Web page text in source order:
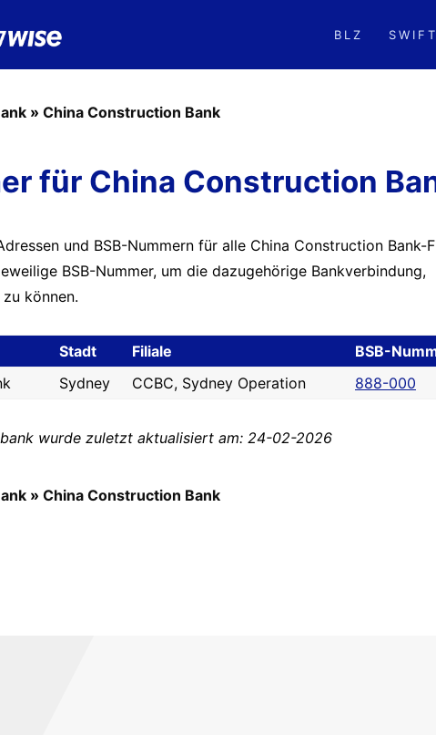
BLZ
» China Construction Bank
für China Construction
und BSB-Nummern für alle China Construction Bank-
BSB-Nummer, um die dazugehörige Bankverbindung,
können.
Stadt Filiale
BSB-
Sydney CCBC, Sydney Operation 888-000
wurde zuletzt aktualisiert am: 24-02-2026
» China Construction Bank